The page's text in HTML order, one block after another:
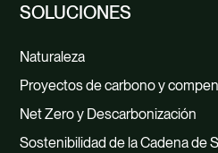
SOLUCIONES
Naturaleza
Proyectos de carbono y
Net Zero y Descarbonización
Sostenibilidad de la Cadena de